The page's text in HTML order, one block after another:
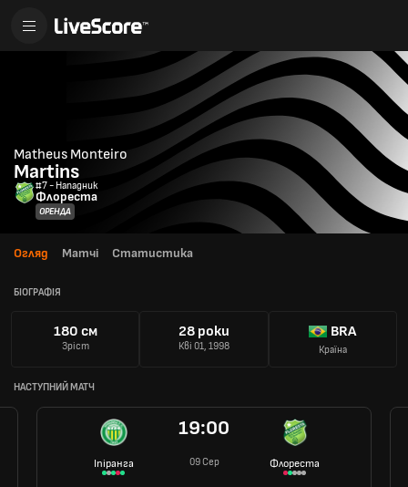
Matheus Mоnteirо
Martins
#7 - Нападник
Флореста
ОРЕНДА
Огляд Матчі Статистика
БІОГРАФІЯ
180 см
Зріст
28 роки
Кві 01, 1998
BRA
Країна
НАСТУПНИЙ МАТЧ
Іпіранга
19:00
09 Сер Флореста